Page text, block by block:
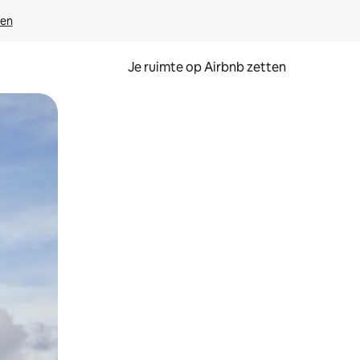
Je ruimte op Airbnb zetten
of swipen.